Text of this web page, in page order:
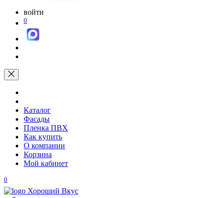
войти
0
Каталог
Фасады
Пленка ПВХ
Как купить
О компании
Корзина
Мой кабинет
0